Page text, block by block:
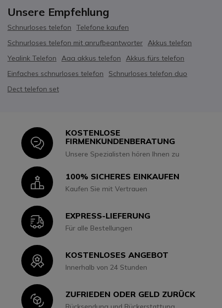
Unsere Empfehlung
Schnurloses telefon
Telefone kaufen
Schnurloses telefon mit anrufbeantworter
Akkus telefon
Yealink Telefon
Aaa akkus telefon
Akkus fürs telefon
Einfaches schnurloses telefon
Schnurloses telefon duo
Dect telefon set
Icon
KOSTENLOSE
FIRMENKUNDENBERATUNG
Unsere Spezialisten hören Ihnen zu
Icon100% SICHERES EINKAUFEN
Kaufen Sie mit Vertrauen
IconEXPRESS-LIEFERUNG
Für alle Bestellungen
IconKOSTENLOSES ANGEBOT
Innerhalb von 24 Stunden
IconZUFRIEDEN ODER GELD ZURÜCK